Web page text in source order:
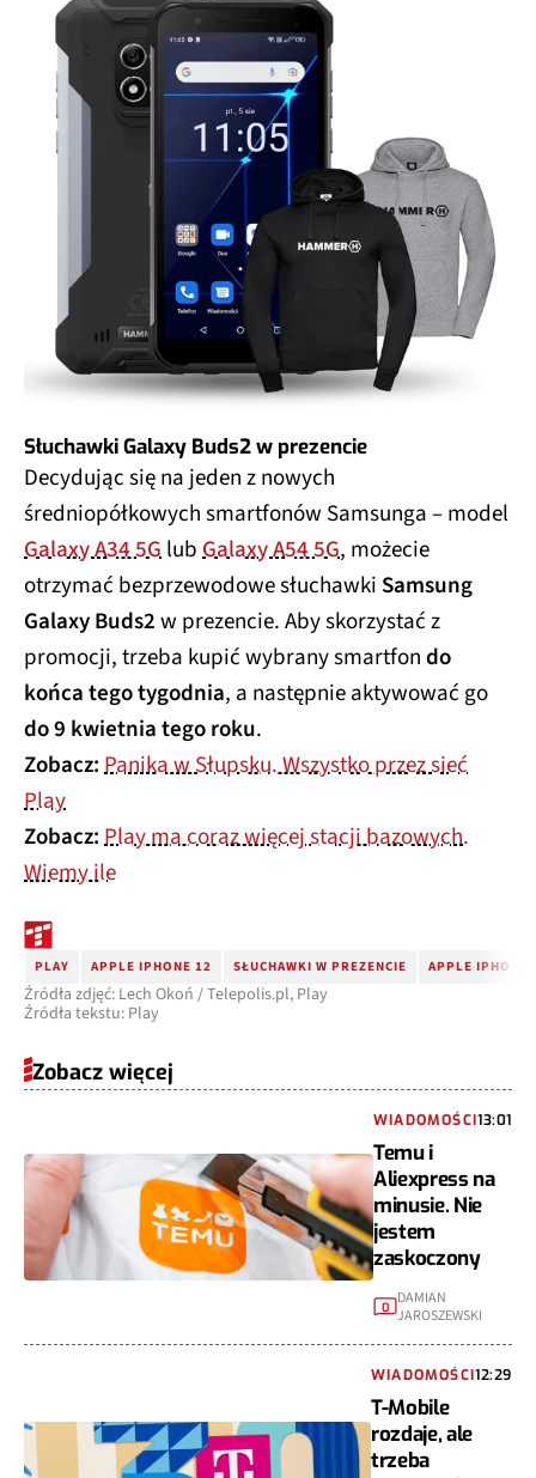
Słuchawki Galaxy Buds2 w prezencie
Decydując się na jeden z nowych
średniopółkowych smartfonów Samsunga – model
Galaxy A34 5GlubGalaxy A54 5G, możecie
otrzymać bezprzewodowe słuchawki Samsung
Galaxy Buds2w prezencie. Aby skorzystać z
promocji, trzeba kupić wybrany smartfondo
końca tego tygodnia, a następnie aktywować go
do 9 kwietnia tego roku.
Zobacz:Panika w Słupsku. Wszystko przez sieć
Play
Zobacz:Play ma coraz więcej stacji bazowych.
Wiemy ile
PLAY APPLE IPHONE 12 SŁUCHAWKI W PREZENCIE APPLE IPHONE
Źródła zdjęć: Lech Okoń / Telepolis.pl, Play
Źródła tekstu: Play
Zobacz więcej
WIADOMOŚCI13:01
Temu i
Aliexpress na
minusie. Nie
jestem
zaskoczony
0
DAMIAN
JAROSZEWSKI
WIADOMOŚCI12:29
T-Mobile
rozdaje, ale
trzeba